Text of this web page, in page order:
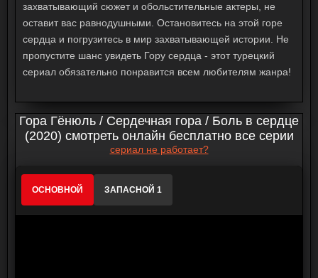
захватывающий сюжет и обольстительные актеры, не
оставит вас равнодушными. Остановитесь на этой горе
сердца и погрузитесь в мир захватывающей истории. Не
пропустите шанс увидеть Гору сердца - этот турецкий
сериал обязательно понравится всем любителям жанра!
Гора Гёнюль / Сердечная гора / Боль в сердце
(2020) смотреть онлайн бесплатно все серии
сериал не работает?
ОСНОВНОЙ ЗАПАСНОЙ 1